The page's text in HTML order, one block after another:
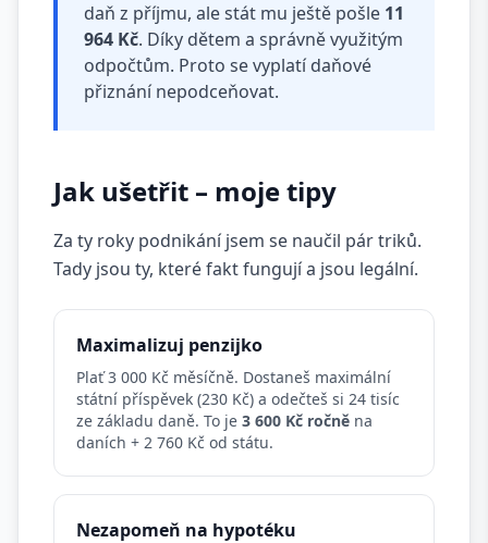
daň z příjmu, ale stát mu ještě pošle 11
964 Kč. Díky dětem a správně využitým
odpočtům. Proto se vyplatí daňové
přiznání nepodceňovat.
Jak ušetřit – moje tipy
Za ty roky podnikání jsem se naučil pár triků.
Tady jsou ty, které fakt fungují a jsou legální.
Maximalizuj penzijko
Plať 3 000 Kč měsíčně. Dostaneš maximální
státní příspěvek (230 Kč) a odečteš si 24 tisíc
ze základu daně. To je 3 600 Kč ročně na
daních + 2 760 Kč od státu.
Nezapomeň na hypotéku